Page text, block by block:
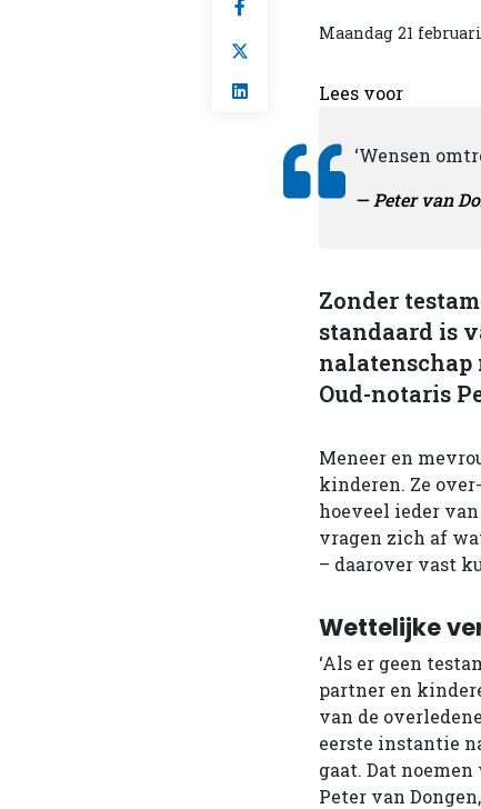
Maandag 21
Lees voor
‘Wensen
Peter van
Zonder
standaard is
nalatenschap
Oud-notaris
Meneer en
kinderen. Ze
hoeveel ieder
vragen zich af
– daarover vast
Wettelijke
‘Als er geen
partner en
van de
eerste instantie
gaat. Dat
Peter van